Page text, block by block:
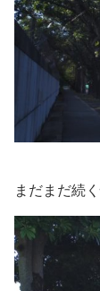
まだまだ続